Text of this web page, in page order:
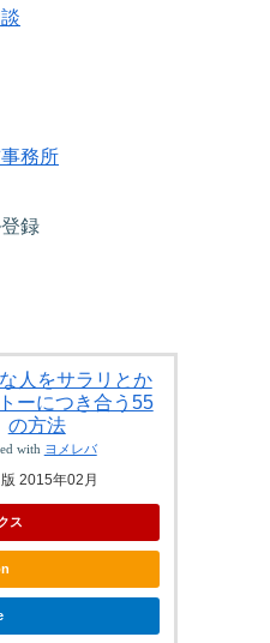
務所
録
人をサラリとか
ーにつき合う55
の方法
with ヨメレバ
2015年02月
ス